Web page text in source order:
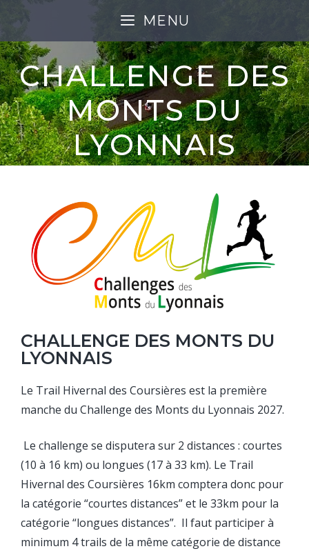
MENU
CHALLENGE DES
MONTS DU
LYONNAIS
CHALLENGE DES MONTS DU
LYONNAIS
Le Trail Hivernal des Coursières est la première
manche du Challenge des Monts du Lyonnais 2027.
Le challenge se disputera sur 2 distances : courtes
(10 à 16 km) ou longues (17 à 33 km). Le Trail
Hivernal des Coursières 16km comptera donc pour
la catégorie “courtes distances” et le 33km pour la
catégorie “longues distances”. Il faut participer à
minimum 4 trails de la même catégorie de distance